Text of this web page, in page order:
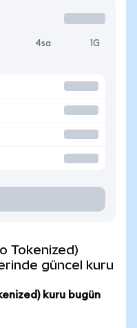
4sa 1G
Tokenized)
güncel kuru
kuru bugün